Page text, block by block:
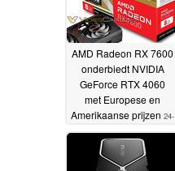
AMD Radeon RX 7600
onderbiedt NVIDIA
GeForce RTX 4060
met Europese en
Amerikaanse prijzen 24-
05-2023